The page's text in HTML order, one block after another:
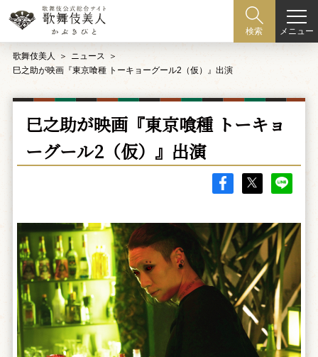
検索 メニュー
歌舞伎美人
ニュース
巳之助が映画『東京喰種 トーキョーグール2（仮）』出演
巳之助が映画『東京喰種 トーキョ
ーグール2（仮）』出演